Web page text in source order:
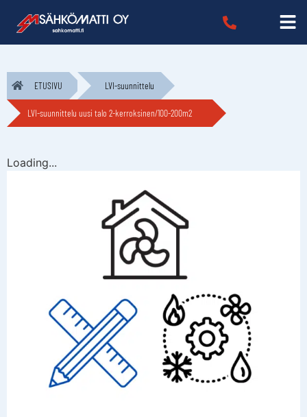
ETUSIVU LVI-suunnittelu
LVI-suunnittelu uusi talo 2-kerroksinen/100-200m2
Loading...